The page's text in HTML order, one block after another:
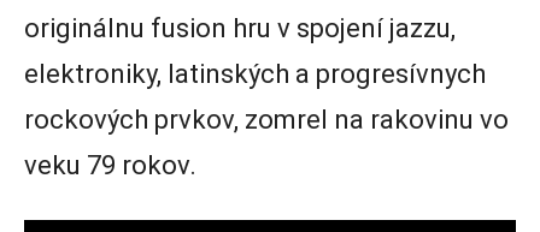
originálnu fusion hru v spojení jazzu,
elektroniky, latinských a progresívnych
rockových prvkov, zomrel na rakovinu vo
veku 79 rokov.